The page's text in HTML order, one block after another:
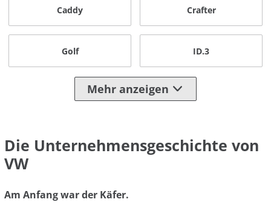
Caddy Crafter
Golf ID.3
Mehr anzeigen
Die Unternehmensgeschichte von
VW
Am Anfang war der Käfer.